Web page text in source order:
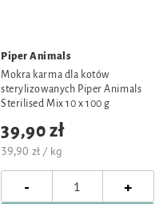
Piper Animals
Mokra karma dla kotów
sterylizowanych Piper Animals
Sterilised Mix 10 x 100 g
39,90 zł
39,90 zł / kg
- +